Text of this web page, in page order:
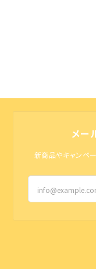
メー
新商品やキャンペ